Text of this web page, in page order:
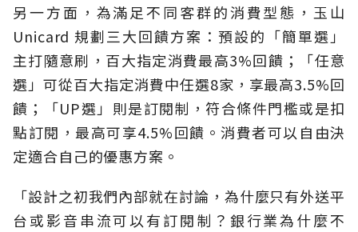
另一方面，為滿足不同客群的消費型態，玉山
Unicard 規劃三大回饋方案：預設的「簡單選」
主打隨意刷，百大指定消費最高3%回饋；「任意
選」可從百大指定消費中任選8家，享最高3.5%回
饋；「UP選」則是訂閱制，符合條件門檻或是扣
點訂閱，最高可享4.5%回饋。消費者可以自由決
定適合自己的優惠方案。
「設計之初我們內部就在討論，為什麼只有外送平
台或影音串流可以有訂閱制？銀行業為什麼不